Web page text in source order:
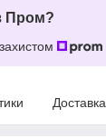
Пром?
Доставка